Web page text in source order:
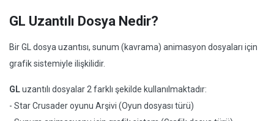
GL Uzantılı Dosya Nedir?
Bir GL dosya uzantısı, sunum (kavrama) animasyon dosyaları için
grafik sistemiyle ilişkilidir.
GLuzantılı dosyalar 2 farklı şekilde kullanılmaktadır:
- Star Crusader oyunu Arşivi (Oyun dosyası türü)